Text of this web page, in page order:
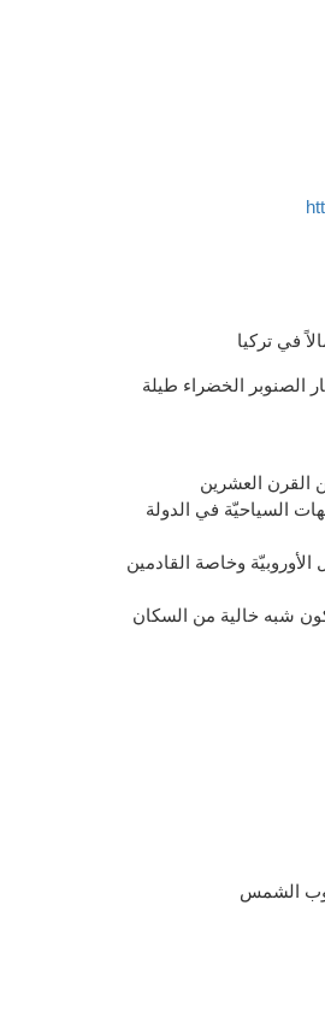
في تركيا
الصنوبر الخضراء طيلة
القرن العشرين
السياحيّة في الدولة
وخاصة القادمين
شبه خالية من السكان
الشمس